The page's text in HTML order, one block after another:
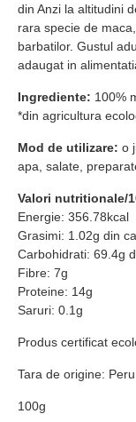
din Anzi la altitudini
rara specie de
barbatilor. Gustul
adaugat in
Ingrediente: 100%
*din agricultura
Mod de utilizare: o
apa, salate,
Valori nutritionale/
Energie: 356.78kcal
Grasimi: 1.02g din
Carbohidrati: 69.4g
Fibre: 7g
Proteine: 14g
Saruri: 0.1g
Produs certificat
Tara de origine: Peru
100g